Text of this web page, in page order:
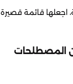
اجعلها قائمة قصيرة
المصطلحات